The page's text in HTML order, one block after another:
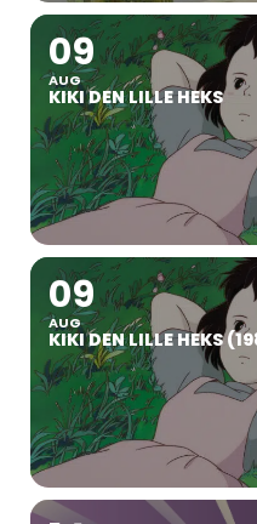
09
AUG
KIKI DEN LILLE HEKS
09
AUG
KIKI DEN LILLE HEKS